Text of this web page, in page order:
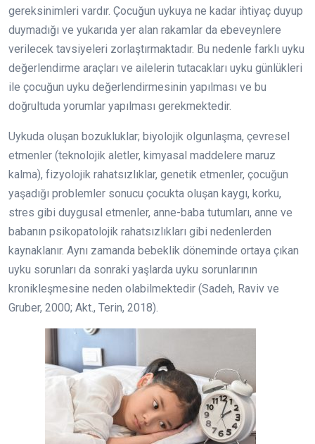
gereksinimleri vardır. Çocuğun uykuya ne kadar ihtiyaç duyup
duymadığı ve yukarıda yer alan rakamlar da ebeveynlere
verilecek tavsiyeleri zorlaştırmaktadır. Bu nedenle farklı uyku
değerlendirme araçları ve ailelerin tutacakları uyku günlükleri
ile çocuğun uyku değerlendirmesinin yapılması ve bu
doğrultuda yorumlar yapılması gerekmektedir.
Uykuda oluşan bozukluklar; biyolojik olgunlaşma, çevresel
etmenler (teknolojik aletler, kimyasal maddelere maruz
kalma), fizyolojik rahatsızlıklar, genetik etmenler, çocuğun
yaşadığı problemler sonucu çocukta oluşan kaygı, korku,
stres gibi duygusal etmenler, anne-baba tutumları, anne ve
babanın psikopatolojik rahatsızlıkları gibi nedenlerden
kaynaklanır. Aynı zamanda bebeklik döneminde ortaya çıkan
uyku sorunları da sonraki yaşlarda uyku sorunlarının
kronikleşmesine neden olabilmektedir (Sadeh, Raviv ve
Gruber, 2000; Akt., Terin, 2018).